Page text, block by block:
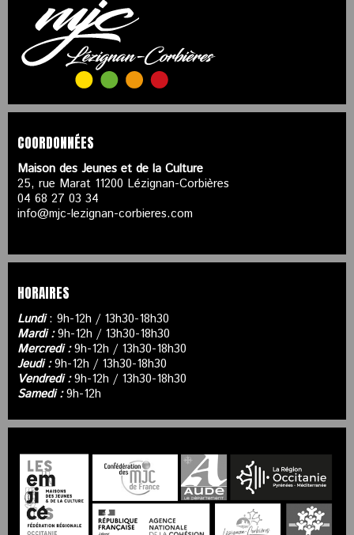
COORDONNÉES
Maison des Jeunes et de la Culture
25, rue Marat 11200 Lézignan-Corbières
04 68 27 03 34
info@mjc-lezignan-corbieres.com
HORAIRES
Lundi: 9h-12h / 13h30-18h30
Mardi :9h-12h / 13h30-18h30
Mercredi :9h-12h / 13h30-18h30
Jeudi :9h-12h / 13h30-18h30
Vendredi :9h-12h / 13h30-18h30
Samedi :9h-12h